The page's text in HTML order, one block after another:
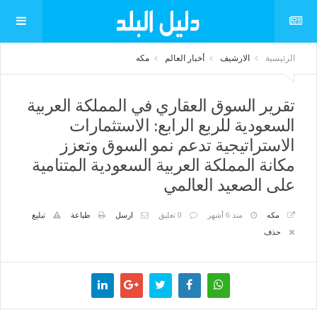
الرئيسية الارشيف أخبار العالم مكه
تقرير السوق العقاري في المملكة العربية
السعودية للربع الرابع: الاستثمارات
الاستراتيجية تدعم نمو السوق وتعزز
مكانة المملكة العربية السعودية المتنامية
على الصعيد العالمي
مكه منذ 6 أشهر 0 تعليق ارسل طباعة
تبليغ
حذف